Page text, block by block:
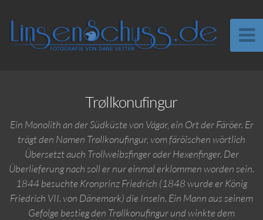
Trøllkonufingur
Ein Monolith an der Südküste von Vágar, ein Ort der Färöer. Er
trägt den Namen Trøllkonufingur, vom färöischen wörtlich
Übersetzt auch Trollweibsfinger oder Hexenfinger. Der
Überlieferung nach soll er nur einmal erklommen worden sein.
1844 besuchte Kronprinz Friedrich (1848 wurde er König
Friedrich VII. von Dänemark) die Inseln. Ein Mann aus seinem
Gefolge bestieg den Trøllkonufingur und winkte dem